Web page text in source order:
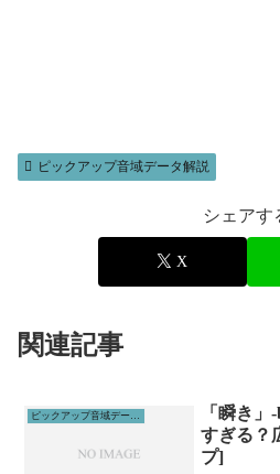
ピックアップ音域データ解説
シェアす
X
関連記事
ピックアップ音域データ解説
「瞬き
すぎる？
プ]